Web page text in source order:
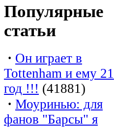
Популярные
статьи
· Он играет в
Tottenham и ему 21
год !!! (41881)
· Моуринью: для
фанов "Барсы" я